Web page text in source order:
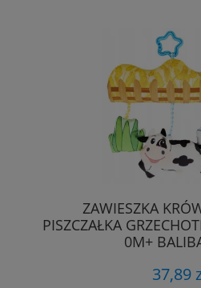
ZAWIESZKA
PISZCZAŁKA
0M+
37,89